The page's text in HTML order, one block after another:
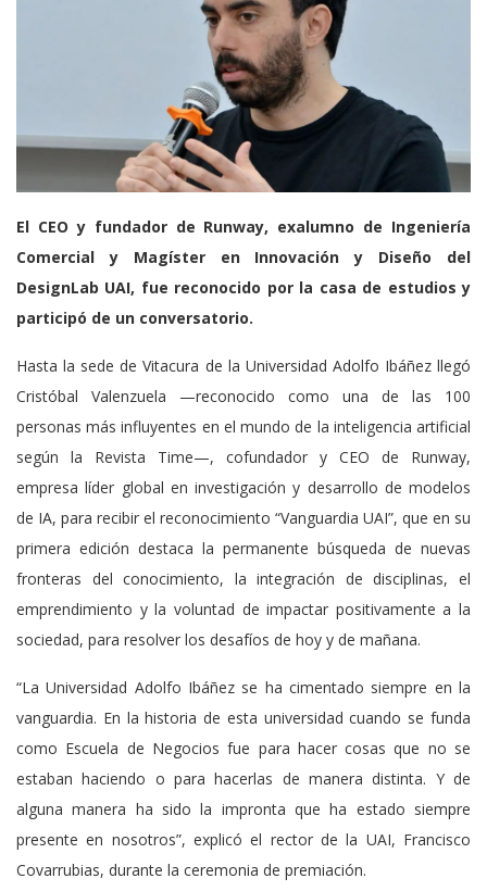
El CEO y fundador de Runway, exalumno de Ingeniería
Comercial y Magíster en Innovación y Diseño del
DesignLab UAI, fue reconocido por la casa de estudios y
participó de un conversatorio.
Hasta la sede de Vitacura de la Universidad Adolfo Ibáñez llegó
Cristóbal Valenzuela —reconocido como una de las 100
personas más influyentes en el mundo de la inteligencia artificial
según la Revista Time—, cofundador y CEO de Runway,
empresa líder global en investigación y desarrollo de modelos
de IA, para recibir el reconocimiento “Vanguardia UAI”, que en su
primera edición destaca la permanente búsqueda de nuevas
fronteras del conocimiento, la integración de disciplinas, el
emprendimiento y la voluntad de impactar positivamente a la
sociedad, para resolver los desafíos de hoy y de mañana.
“La Universidad Adolfo Ibáñez se ha cimentado siempre en la
vanguardia. En la historia de esta universidad cuando se funda
como Escuela de Negocios fue para hacer cosas que no se
estaban haciendo o para hacerlas de manera distinta. Y de
alguna manera ha sido la impronta que ha estado siempre
presente en nosotros”, explicó el rector de la UAI, Francisco
Covarrubias, durante la ceremonia de premiación.